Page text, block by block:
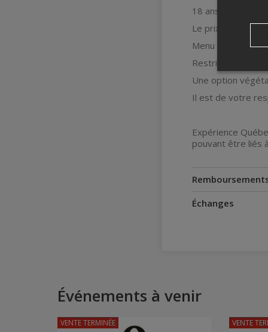
18 ans et plus
Le prix du billet
Menu et boissons
Restrictions
Une option
Il est de votre
Expérience
pouvant être liés
Échanges
Événements à venir
VENTE TERMINÉE VENTE